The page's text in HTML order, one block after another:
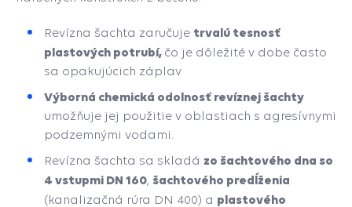
Revízna šachta zaručuje trvalú tesnosť
plastových potrubí, čo je dôležité v dobe často
sa opakujúcich záplav
Výborná chemická odolnosť revíznej šachty
umožňuje jej použitie v oblastiach s agresívnymi
podzemnými vodami.
Revízna šachta sa skladá zo šachtového dna so
4 vstupmi DN 160, šachtového predĺženia
(kanalizačná rúra DN 400) a plastového